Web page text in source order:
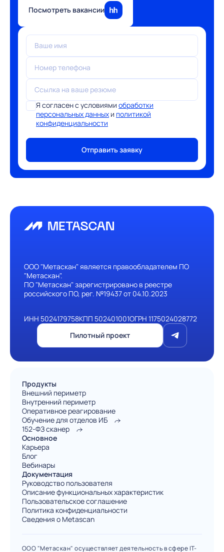
Посмотреть вакансии
Я согласен с условиями обработки
персональных данных и политикой
конфиденциальности
Отправить заявку
ООО "Метаскан" является правообладателем ПО
"Метаскан".
ПО "Метаскан" зарегистрировано в реестре
российского ПО, рег. №19437 от 04.10.2023
ИНН 5024179758КПП 502401001ОГРН 1175024028772
Пилотный проект
Продукты
Внешний периметр
Внутренний периметр
Оперативное реагирование
Обучение для отделов ИБ
152-ФЗ сканер
Основное
Карьера
Блог
Вебинары
Документация
Руководство пользователя
Описание функциональных характеристик
Пользовательское соглашение
Политика конфиденциальности
Сведения о Metascan
ООО "Метаскан" осуществляет деятельность в сфере IT-